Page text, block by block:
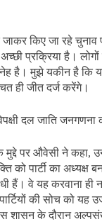
जाकर किए जा रहे
प्रक्रिया है। लोगों
है। मुझे यकीन है कि
ही जीत दर्ज करेंगे।
दल जाति जनगणना
मुद्दे पर औवेसी ने कहा,
को पार्टी का अध्यक्ष
हैं। वे यह करवाना ही
की सोच को यह
शासन के दौरान